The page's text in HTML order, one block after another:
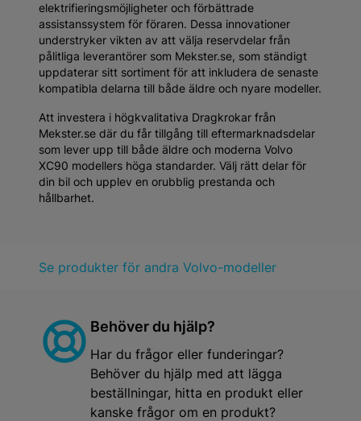
elektrifieringsmöjligheter och förbättrade
assistanssystem för föraren. Dessa innovationer
understryker vikten av att välja reservdelar från
pålitliga leverantörer som Mekster.se, som ständigt
uppdaterar sitt sortiment för att inkludera de senaste
kompatibla delarna till både äldre och nyare modeller.
Att investera i högkvalitativa Dragkrokar från
Mekster.se där du får tillgång till eftermarknadsdelar
som lever upp till både äldre och moderna Volvo
XC90 modellers höga standarder. Välj rätt delar för
din bil och upplev en orubblig prestanda och
hållbarhet.
Se produkter för andra Volvo-modeller
Behöver du hjälp?
Har du frågor eller funderingar?
Behöver du hjälp med att lägga
beställningar, hitta en produkt eller
kanske frågor om en produkt?